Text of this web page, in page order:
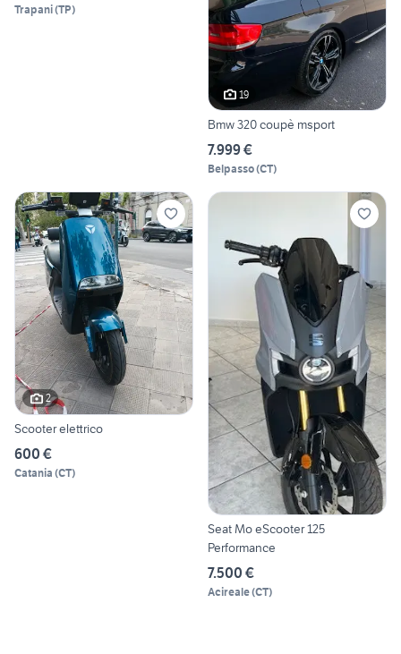
Trapani(TP)
19
Bmw 320 coupè msport
7.999 €
Belpasso(CT)
2
Scooter elettrico
600 €
Catania (CT)
Seat Mo eScooter 125
Performance
7.500 €
Acireale(CT)